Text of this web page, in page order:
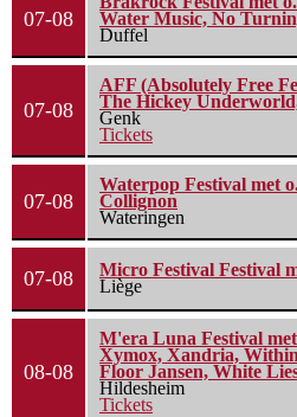
07-08
Water Music, No
Duffel
07-08
AFF (Absolutely Free
The Hickey
Genk
Tickets
07-08
Waterpop Festival met
Collignon
Wateringen
07-08
Micro Festival Festival
Liège
08-08
M'era Luna Festival
Xymox, Xandria,
Floor Jansen, White
Hildesheim
Tickets